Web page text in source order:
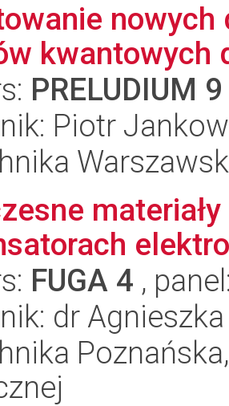
kwantowych
PRELUDIUM 9
Piotr
FUGA 4 ,
dr